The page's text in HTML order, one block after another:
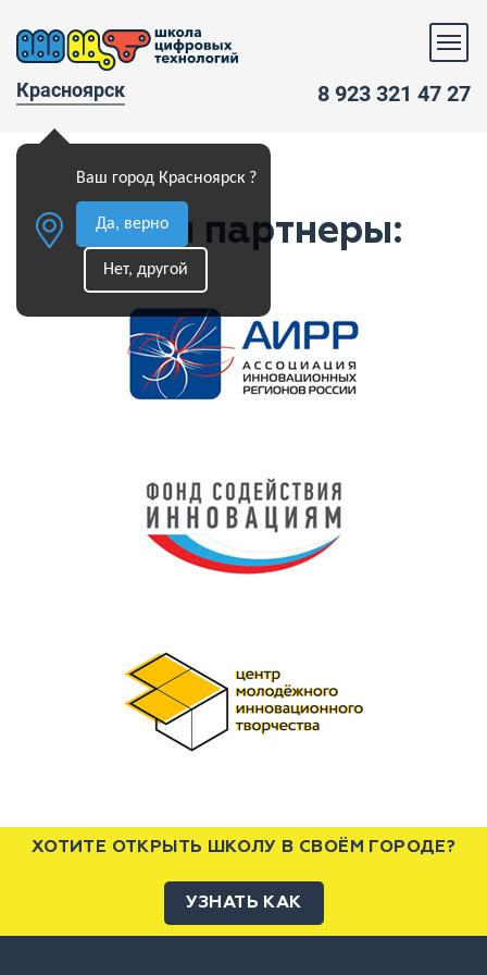
Красноярск
Ваш город Красноярск ?
Да, верно
Нет, другой
8 923 321 47 27
Наши партнеры:
ХОТИТЕ ОТКРЫТЬ ШКОЛУ В СВОЁМ ГОРОДЕ?
УЗНАТЬ КАК